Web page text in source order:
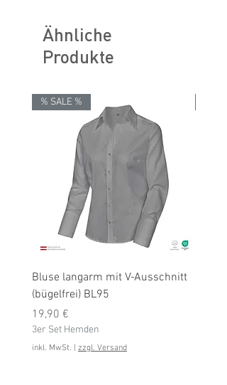
Ähnliche
Produkte
% SALE %
Bluse langarm mit V-Ausschnitt
(bügelfrei) BL95
Preis
19,90 €
3er Set Hemden
inkl. MwSt. zzgl. Versand